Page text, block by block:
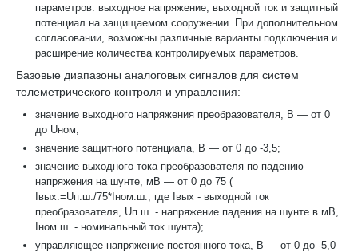
параметров: выходное напряжение, выходной ток и защитный
потенциал на защищаемом сооружении. При дополнительном
согласовании, возможны различные варианты подключения и
расширение количества контролируемых параметров.
Базовые диапазоны аналоговых сигналов для систем
телеметрического контроля и управления:
значение выходного напряжения преобразователя, В — от 0
до Uном;
значение защитного потенциала, В — от 0 до -3,5;
значение выходного тока преобразователя по падению
напряжения на шунте, мВ — от 0 до 75 (
Iвых.=Uп.ш./75*Iном.ш., где Iвых - выходной ток
преобразователя, Uп.ш. - напряжение падения на шунте в мВ,
Iном.ш. - номинальный ток шунта);
управляющее напряжение постоянного тока, В — от 0 до -5,0